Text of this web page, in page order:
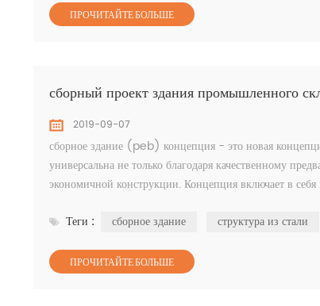
ПРОЧИТАЙТЕ БОЛЬШЕ
сборный проект здания промышленного
2019-09-07
сборное здание (peb) концепция - это новая
универсальна не только благодаря качественному
экономичной конструкции. Концепция включает в
Теги :
сборное здание структура из стали
ПРОЧИТАЙТЕ БОЛЬШЕ